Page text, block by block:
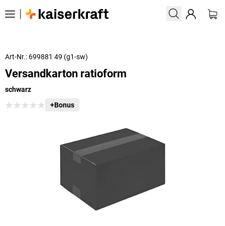
Art-Nr.: 699881 49 (g1-sw)
Versandkarton ratioform
schwarz
+Bonus